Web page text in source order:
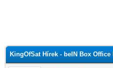
KingOfSat Hírek - beIN Box